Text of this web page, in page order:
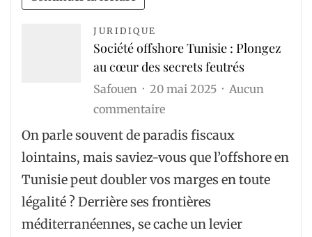
JURIDIQUE
Société offshore Tunisie : Plongez
au cœur des secrets feutrés
Safouen 20 mai 2025
Aucun
commentairesur
Société
Tunisie
:
Plongez
au
On parle souvent de paradis fiscaux
lointains, mais saviez-vous que l’offshore en
Tunisie peut doubler vos marges en toute
légalité ? Derrière ses frontières
méditerranéennes, se cache un levier